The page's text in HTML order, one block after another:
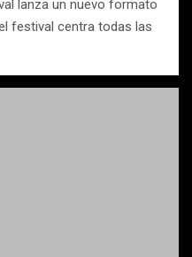
un nuevo formato
festival centra todas las